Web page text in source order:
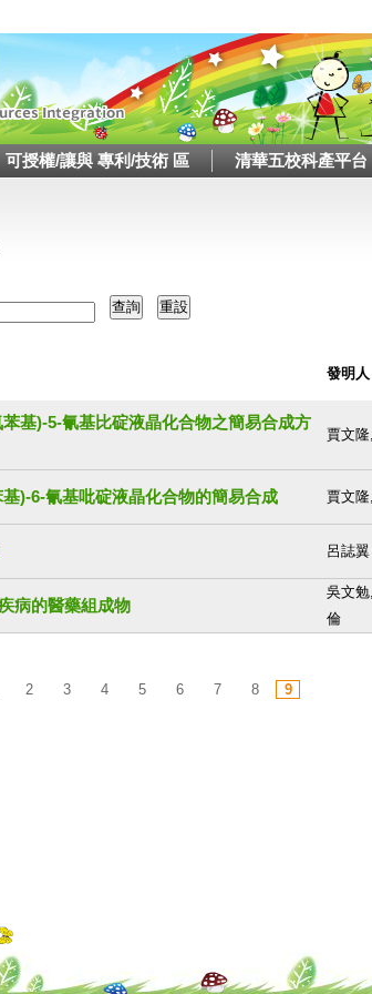
可授權/讓與 專利/技術 區 清華五校科產平台
發明人
基)-5-氰基比碇液晶化合物之簡易合成方
賈文
)-6-氰基吡碇液晶化合物的簡易合成 賈文
呂誌翼
病的醫藥組成物
吳文
倫
2 3 4 5 6 7 8 9